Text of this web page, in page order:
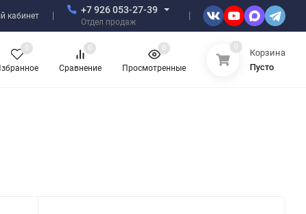
кабинет
+7 926 053-27-39
Отдел продаж
0
Сравнение
0
Просмотренные
0 0
Корзина
Пусто